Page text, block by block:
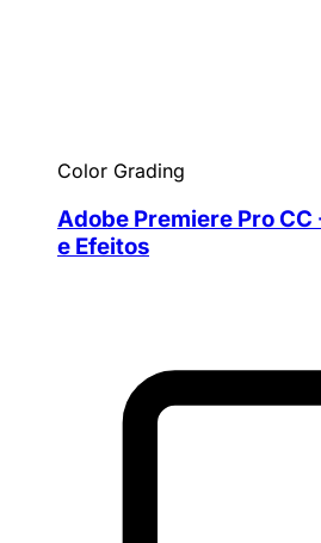
Color Grading
Adobe Premiere Pro
e Efeitos